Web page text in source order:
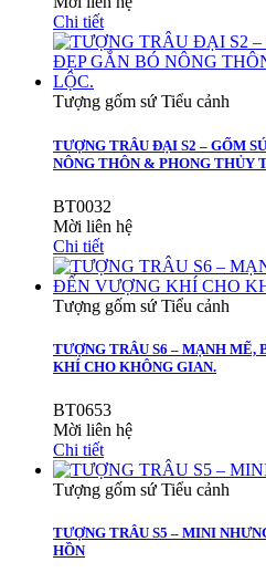
Chi tiết
Tượng gốm sứ Tiểu cảnh
TƯỢNG TRÂU ĐẠI S2 – GỐM
NÔNG THÔN & PHONG THỦY
BT0032
Mời liên hệ
Chi tiết
Tượng gốm sứ Tiểu cảnh
TƯỢNG TRÂU S6 – MẠNH MẼ,
KHÍ CHO KHÔNG GIAN.
BT0653
Mời liên hệ
Chi tiết
Tượng gốm sứ Tiểu cảnh
TƯỢNG TRÂU S5 – MINI
HỒN